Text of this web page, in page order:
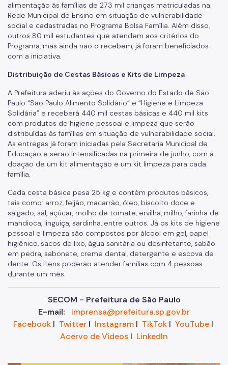
alimentação às famílias de 273 mil crianças matriculadas na
Rede Municipal de Ensino em situação de vulnerabilidade
social e cadastradas no Programa Bolsa Família. Além disso,
outros 80 mil estudantes que atendem aos critérios do
Programa, mas ainda não o recebem, já foram beneficiados
com a iniciativa.
Distribuição de Cestas Básicas e Kits de Limpeza
A Prefeitura aderiu às ações do Governo do Estado de São
Paulo “São Paulo Alimento Solidário” e “Higiene e Limpeza
Solidária” e receberá 440 mil cestas básicas e 440 mil kits
com produtos de higiene pessoal e limpeza que serão
distribuídas às famílias em situação de vulnerabilidade social.
As entregas já foram iniciadas pela Secretaria Municipal de
Educação e serão intensificadas na primeira de junho, com a
doação de um kit alimentação e um kit limpeza para cada
família.
Cada cesta básica pesa 25 kg e contém produtos básicos,
tais como: arroz, feijão, macarrão, óleo, biscoito doce e
salgado, sal, açúcar, molho de tomate, ervilha, milho, farinha de
mandioca, linguiça, sardinha, entre outros. Já os kits de higiene
pessoal e limpeza são compostos por álcool em gel, papel
higiênico, sacos de lixo, água sanitária ou desinfetante, sabão
em pedra, sabonete, creme dental, detergente e escova de
dente. Os itens poderão atender famílias com 4 pessoas
durante um mês.
SECOM - Prefeitura de São Paulo
E-mail:
imprensa@prefeitura.sp.gov.br
FacebookI TwitterI InstagramI TikTokI YouTubeI
Acervo de Vídeos I LinkedIn